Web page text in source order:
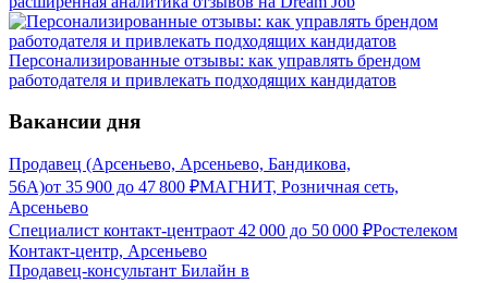
Персонализированные отзывы: как управлять брендом
работодателя и привлекать подходящих кандидатов
Вакансии дня
Продавец (Арсеньево, Арсеньево, Бандикова,
56А)от 35 900 до 47 800 ₽МАГНИТ, Розничная сеть,
Арсеньево
Специалист контакт-центраот 42 000 до 50 000 ₽Ростелеком
Контакт-центр, Арсеньево
Продавец-консультант Билайн в